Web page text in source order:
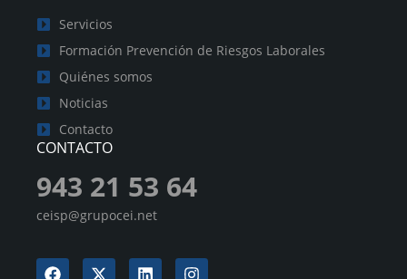
Servicios
Formación Prevención de Riesgos Laborales
Quiénes somos
Noticias
Contacto
CONTACTO
943 21 53 64
ceisp@grupocei.net